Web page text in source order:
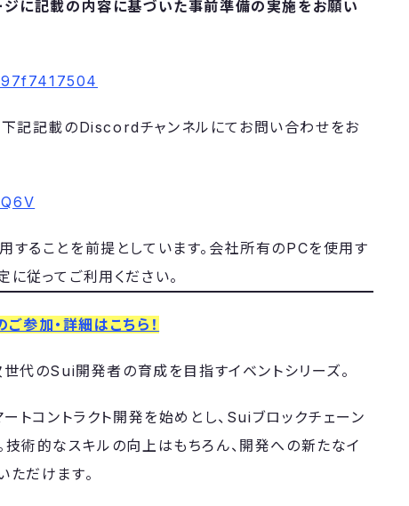
ジに記載の内容に基づいた事前準備の実施をお願い
下記記載のDiscordチャンネルにてお問い合わせをお
ることを前提としています。会社所有のPCを使用す
従ってご利用ください。
参加・詳細はこちら！
Sui開発者の育成を目指すイベントシリーズ。
トコントラクト開発を始めとし、Suiブロックチェーン
技術的なスキルの向上はもちろん、開発への新たなイ
ただけます。